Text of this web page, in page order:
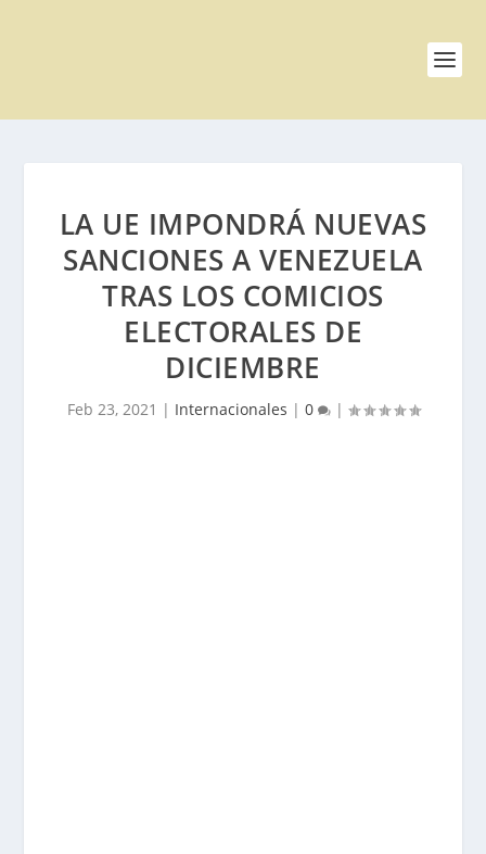
LA UE IMPONDRÁ NUEVAS
SANCIONES A VENEZUELA
TRAS LOS COMICIOS
ELECTORALES DE
DICIEMBRE
Feb 23, 2021 | Internacionales | 0 |